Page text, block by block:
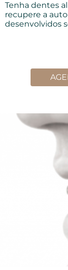
Tenha dentes
recupere a
desenvolvidos